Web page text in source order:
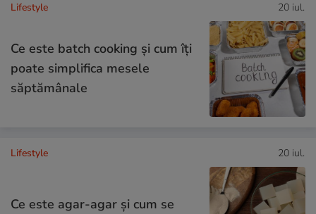
Lifestyle 20 iul.
Ce este batch cooking și cum îți
poate simplifica mesele
săptămânale
Lifestyle 20 iul.
Ce este agar-agar și cum se